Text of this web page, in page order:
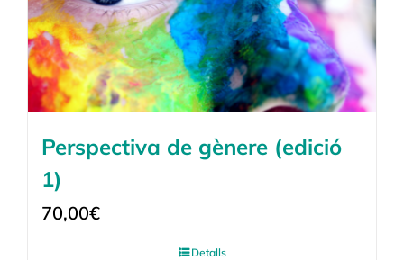
Perspectiva de gènere (edició
1)
70,00€
Detalls